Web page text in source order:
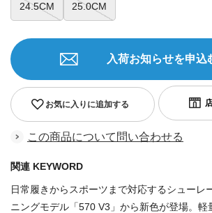
24.5CM 25.0CM
お気に入りに追加する
入荷お知らせを申込
この商品について問い合わせる
関連 KEYWORD
日常履きからスポーツまで対応するシューレ
ニングモデル「570 V3」から新色が登場。軽